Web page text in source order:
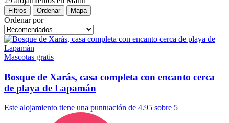
Filtros Ordenar Mapa
Ordenar por
Mascotas gratis
Bosque de Xarás, casa completa con encanto cerca
de playa de Lapamán
Este alojamiento tiene una puntuación de 4.95 sobre 5